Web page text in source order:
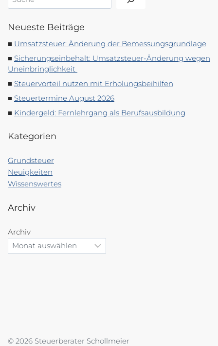
Neueste Beiträge
Umsatzsteuer: Änderung der Bemessungsgrundlage
Sicherungseinbehalt: Umsatzsteuer-Änderung wegen
Uneinbringlichkeit
Steuervorteil nutzen mit Erholungsbeihilfen
Steuertermine August 2026
Kindergeld: Fernlehrgang als Berufsausbildung
Kategorien
Grundsteuer
Neuigkeiten
Wissenswertes
Archiv
Archiv
© 2026 Steuerberater Schollmeier